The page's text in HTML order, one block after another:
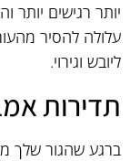
יותר רגישים
עלולה להסיר
ליובש וגירוי.
תדירות
ברגע שהגור שלך